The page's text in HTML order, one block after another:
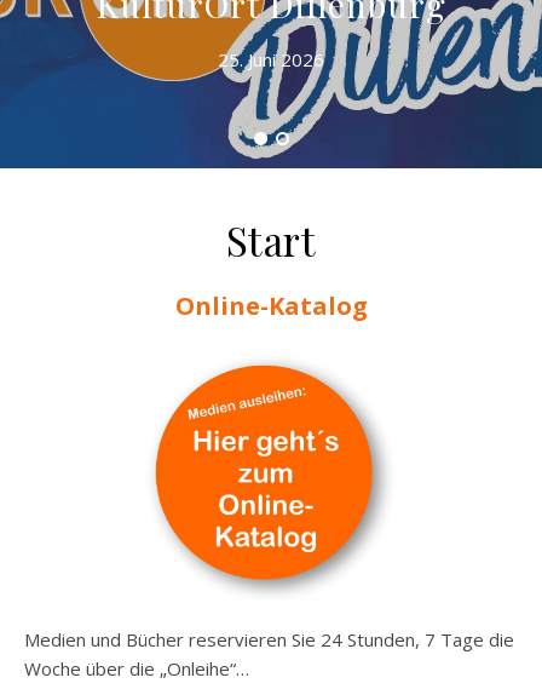
25. Juni 2026
Start
Online-Katalog
Medien und Bücher reservieren Sie 24 Stunden, 7 Tage die
Woche über die „Onleihe“…